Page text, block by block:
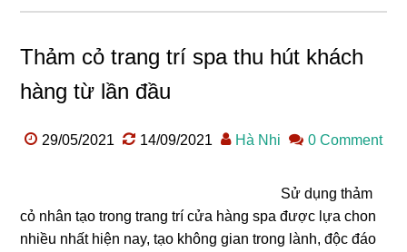
Thảm cỏ trang trí spa thu hút khách
hàng từ lần đầu
29/05/2021 14/09/2021 Hà Nhi 0 Comment
Sử dụng thảm
cỏ nhân tạo trong trang trí cửa hàng spa được lựa chon
nhiều nhất hiện nay, tạo không gian trong lành, độc đáo